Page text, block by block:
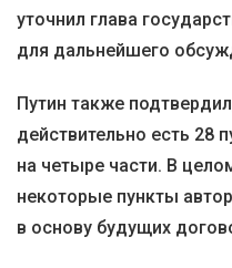
уточнил глава
для дальнейшего
Путин также
действительно есть 28
на четыре части. В
некоторые пункты
в основу будущих